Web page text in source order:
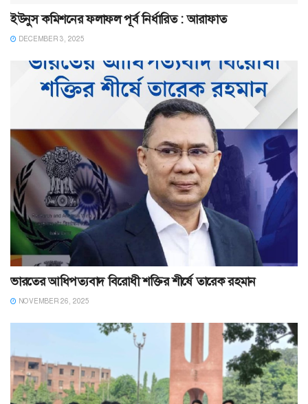
ইউনুস কমিশনের ফলাফল পূর্ব নির্ধারিত : আরাফাত
DECEMBER 3, 2025
ভারতের আধিপত্যবাদ বিরোধী শক্তির শীর্ষে তারেক রহমান
NOVEMBER 26, 2025